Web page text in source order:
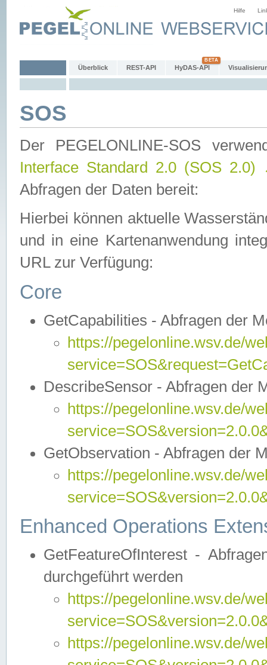
Hilfe
Überblick REST-API HyDAS-API
SOS
Der PEGELONLINE-SOS
Interface Standard 2.0 (SOS 2.0)
Abfragen der Daten bereit:
Hierbei können aktuelle
und in eine Kartenanwendung
URL zur Verfügung:
Core
GetCapabilities - Abfragen der
https://pegelonline.wsv.de/
DescribeSensor - Abfragen der
https://pegelonline.wsv.de/
GetObservation - Abfragen der
https://pegelonline.wsv.de/
Enhanced Operations
GetFeatureOfInterest -
durchgeführt werden
https://pegelonline.wsv.de/
https://pegelonline.wsv.de/